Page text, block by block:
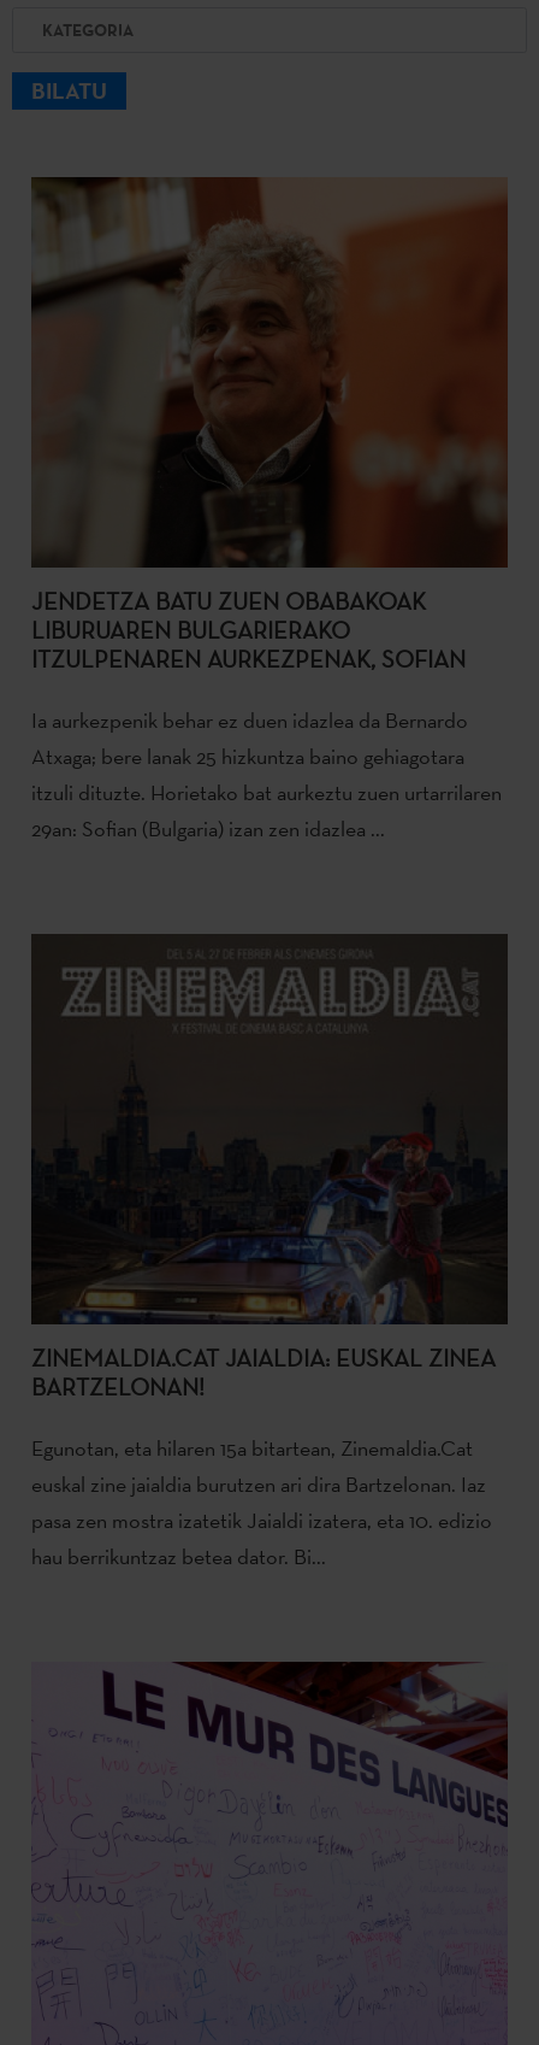
Kategoria
BILATU
JENDETZA BATU ZUEN OBABAKOAK
LIBURUAREN BULGARIERAKO
ITZULPENAREN AURKEZPENAK, SOFIAN
Ia aurkezpenik behar ez duen idazlea da Bernardo
Atxaga; bere lanak 25 hizkuntza baino gehiagotara
itzuli dituzte. Horietako bat aurkeztu zuen urtarrilaren
29an: Sofian (Bulgaria) izan zen idazlea ...
ZINEMALDIA.CAT JAIALDIA: EUSKAL ZINEA
BARTZELONAN!
Egunotan, eta hilaren 15a bitartean, Zinemaldia.Cat
euskal zine jaialdia burutzen ari dira Bartzelonan. Iaz
pasa zen mostra izatetik Jaialdi izatera, eta 10. edizio
hau berrikuntzaz betea dator. Bi...